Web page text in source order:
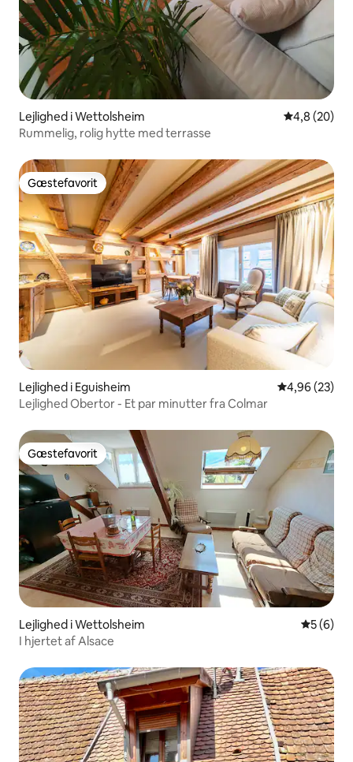
Lejlighed i Wettolsheim 4,8 ud af 5 i
4,8 (20)
Rummelig, rolig hytte med terrasse
Gæstefavorit
Gæstefavorit
Lejlighed i Eguisheim 4,96 ud af 5 i
4,96 (23)
Lejlighed Obertor - Et par minutter fra Colmar
Gæstefavorit
Gæstefavorit
Lejlighed i Wettolsheim 5 ud af 5
5 (6)
I hjertet af Alsace